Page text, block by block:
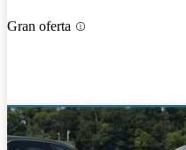
Gran oferta